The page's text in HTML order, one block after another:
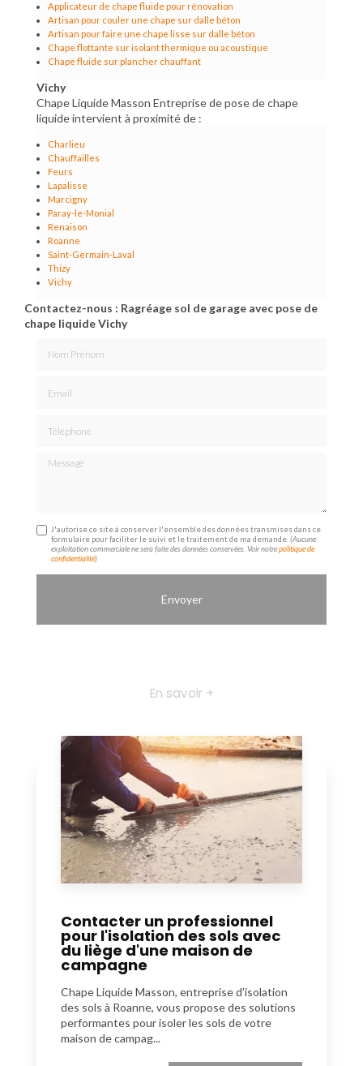
Applicateur de chape fluide pour rénovation
Artisan pour couler une chape sur dalle béton
Artisan pour faire une chape lisse sur dalle béton
Chape flottante sur isolant thermique ou acoustique
Chape fluide sur plancher chauffant
Vichy
Chape Liquide Masson Entreprise de pose de chape
liquide intervient à proximité de :
Charlieu
Chauffailles
Feurs
Lapalisse
Marcigny
Paray-le-Monial
Renaison
Roanne
Saint-Germain-Laval
Thizy
Vichy
Contactez-nous : Ragréage sol de garage avec pose de
chape liquide Vichy
Message
J'autorise ce site à conserver l'ensemble des données transmises dans ce
formulaire pour faciliter le suivi et le traitement de ma demande.(Aucune
exploitation commerciale ne sera faite des données conservées. Voir notrepolitique de
confidentialité)
En savoir +
Contacter un professionnel
pour l'isolation des sols avec
du liège d'une maison de
campagne
Chape Liquide Masson, entreprise d’isolation
des sols à Roanne, vous propose des solutions
performantes pour isoler les sols de votre
maison de campag...